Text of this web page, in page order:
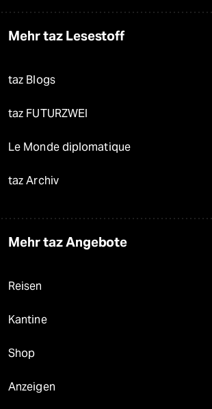
Mehr taz Lesestoff
taz Blogs
taz FUTURZWEI
Le Monde diplomatique
taz Archiv
Mehr taz Angebote
Reisen
Kantine
Shop
Anzeigen